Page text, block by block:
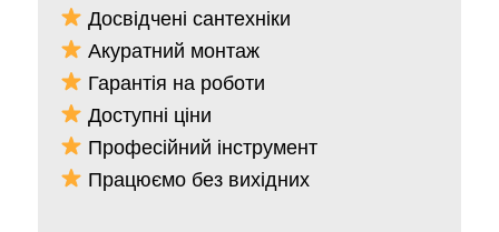
Досвідчені сантехніки
Акуратний монтаж
Гарантія на роботи
Доступні ціни
Професійний інструмент
Працюємо без вихідних